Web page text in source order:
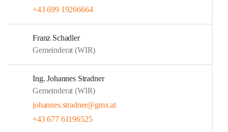
+43 699 19266664
Franz Schadler
Gemeinderat (WIR)
Ing. Johannes Stradner
Gemeinderat (WIR)
johannes.stradner@gmx.at
+43 677 61196525